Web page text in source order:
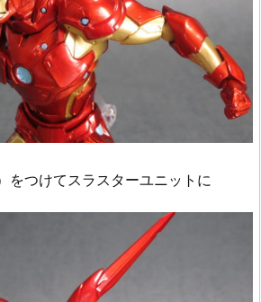
をつけてスラスターユニットに